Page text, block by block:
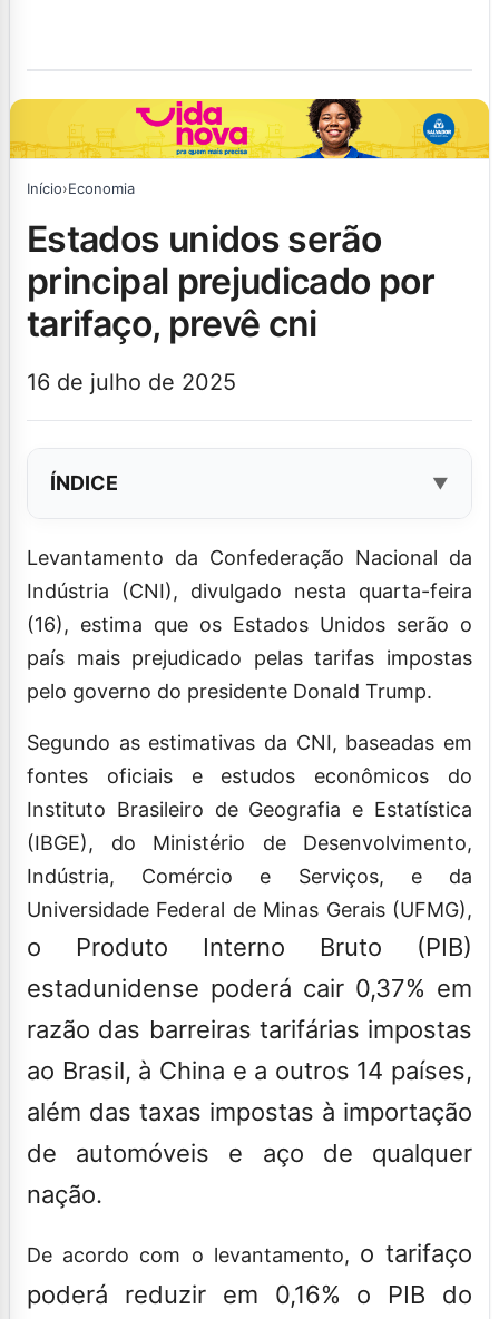
Início›Economia
estados unidos serão
principal prejudicado por
tarifaço, prevê cni
16 de julho de 2025
ÍNDICE
Levantamento da Confederação Nacional da
Indústria (CNI), divulgado nesta quarta-feira
(16), estima que os Estados Unidos serão o
país mais prejudicado pelas tarifas impostas
pelo governo do presidente Donald Trump.
Segundo as estimativas da CNI, baseadas em
fontes oficiais e estudos econômicos do
Instituto Brasileiro de Geografia e Estatística
(IBGE), do Ministério de Desenvolvimento,
Indústria, Comércio e Serviços, e da
Universidade Federal de Minas Gerais (UFMG),
o Produto Interno Bruto (PIB)
estadunidense poderá cair 0,37% em
razão das barreiras tarifárias impostas
ao Brasil, à China e a outros 14 países,
além das taxas impostas à importação
de automóveis e aço de qualquer
nação.
De acordo com o levantamento, o tarifaço
poderá reduzir em 0,16% o PIB do